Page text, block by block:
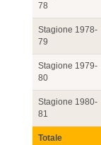
78
Stagione 1978-
79
Stagione 1979-
80
Stagione 1980-
81
Totale